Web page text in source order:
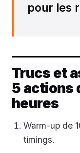
pour les
Trucs et
5 actions
heures
Warm-up de
timings.